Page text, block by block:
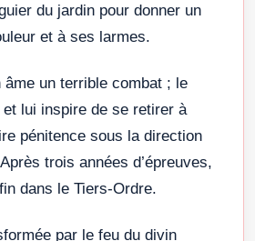
du jardin pour donner un
et à ses larmes.
un terrible combat ; le
et lui inspire de se retirer à
pénitence sous la direction
trois années d’épreuves,
dans le Tiers-Ordre.
par le feu du divin